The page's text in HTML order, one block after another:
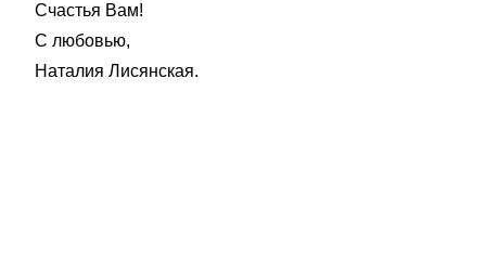
Счастья Вам!
С любовью,
Наталия Лисянская.